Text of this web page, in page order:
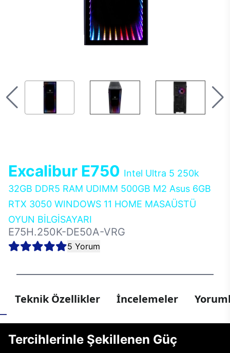
Excalibur E750 Intel Ultra 5 250k
32GB DDR5 RAM UDIMM 500GB M2 Asus 6GB
RTX 3050 WINDOWS 11 HOME MASAÜSTÜ
OYUN BİLGİSAYARI
E75H.250K-DE50A-VRG
5 Yorum
Teknik Özellikler İncelemeler
Tercihlerinle Şekillenen Güç